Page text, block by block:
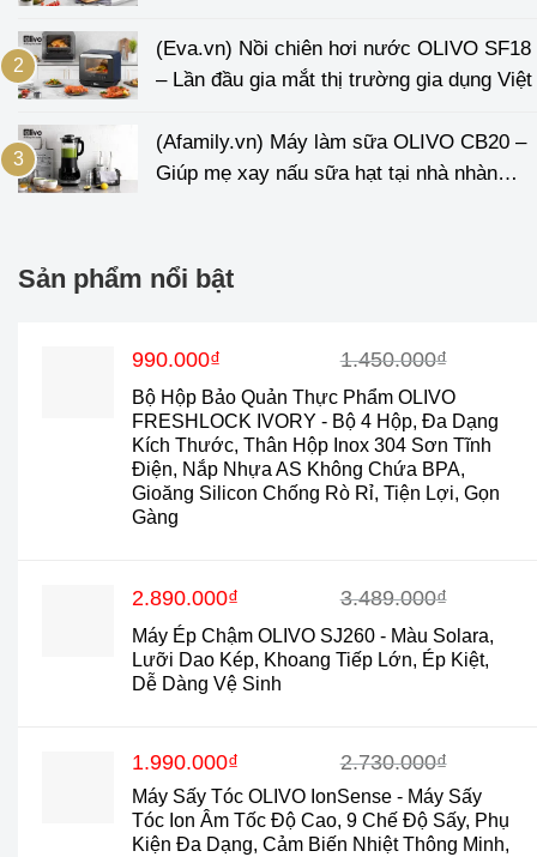
(Eva.vn) Nồi chiên hơi nước OLIVO SF18
– Lần đầu gia mắt thị trường gia dụng Việt
(Afamily.vn) Máy làm sữa OLIVO CB20 –
Giúp mẹ xay nấu sữa hạt tại nhà nhàn
Sản phẩm nổi bật
Bộ Hộp Bảo Quản Thực Phẩm OLIVO
FRESHLOCK IVORY - Bộ 4 Hộp, Đa Dạng
Kích Thước, Thân Hộp Inox 304 Sơn Tĩnh
Điện, Nắp Nhựa AS Không Chứa BPA,
Gioăng Silicon Chống Rò Rỉ, Tiện Lợi, Gọn
Gàng
1.450.000₫
Giá
là:
1.450.000₫.
990.000₫
Giá
tại
là:
990.000₫.
Máy Ép Chậm OLIVO SJ260 - Màu Solara,
Lưỡi Dao Kép, Khoang Tiếp Lớn, Ép Kiệt,
Dễ Dàng Vệ Sinh
3.489.000₫
Giá
là:
3.489.000₫.
2.890.000₫
Giá
tại
là:
2.890.000₫.
Máy Sấy Tóc OLIVO IonSense - Máy Sấy
Tóc Ion Âm Tốc Độ Cao, 9 Chế Độ Sấy, Phụ
Kiện Đa Dạng, Cảm Biến Nhiệt Thông Minh,
2.730.000₫
Giá
là:
2.730.000₫.
1.990.000₫
tại
là:
1.990.000₫.